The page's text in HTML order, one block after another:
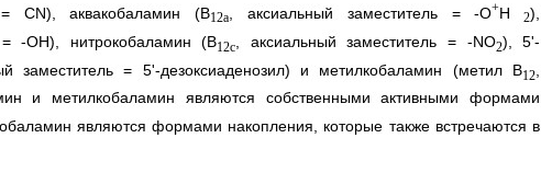
CN), аквакобаламин (B12a , аксиальный заместитель = -О+H 2),
= -ОН), нитрокобаламин (B12c , аксиальный заместитель = -NO2), 5'-
заместитель = 5'-дезоксиаденозил) и метилкобаламин (метил B12
и метилкобаламин являются собственными активными формами
являются формами накопления, которые также встречаются в